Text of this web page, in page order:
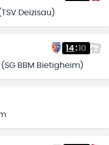
Deizisau)
14:10
BBM Bietigheim)